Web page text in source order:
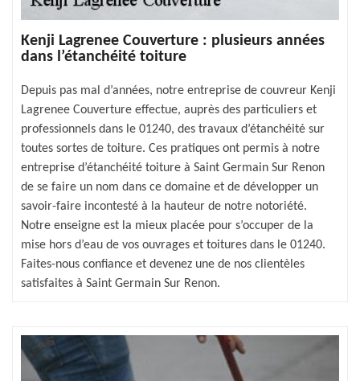
Kenji Lagrenee Couverture : plusieurs années
dans l’étanchéité toiture
Depuis pas mal d’années, notre entreprise de couvreur Kenji
Lagrenee Couverture effectue, auprès des particuliers et
professionnels dans le 01240, des travaux d’étanchéité sur
toutes sortes de toiture. Ces pratiques ont permis à notre
entreprise d’étanchéité toiture à Saint Germain Sur Renon
de se faire un nom dans ce domaine et de développer un
savoir-faire incontesté à la hauteur de notre notoriété.
Notre enseigne est la mieux placée pour s’occuper de la
mise hors d’eau de vos ouvrages et toitures dans le 01240.
Faites-nous confiance et devenez une de nos clientèles
satisfaites à Saint Germain Sur Renon.